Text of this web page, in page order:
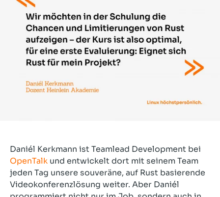
Daniél Kerkmann ist Teamlead Development bei
OpenTalk und entwickelt dort mit seinem Team
jeden Tag unsere souveräne, auf Rust basierende
Videokonferenzlösung weiter. Aber Daniél